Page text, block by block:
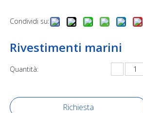
Condividi su:
Rivestimenti marini
Quantità:
Richiesta